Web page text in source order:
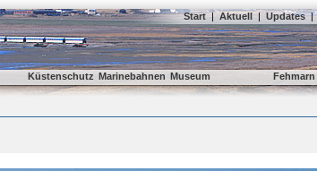
Start | Aktuell | Updates |
Küstenschutz Marinebahnen Museum Fehmarn